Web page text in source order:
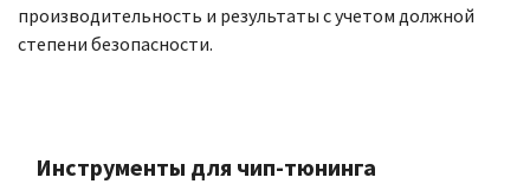
производительность и результаты с учетом должной
степени безопасности.
Инструменты для чип-тюнинга